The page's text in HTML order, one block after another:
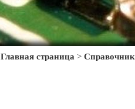
Главная страница > Справочник